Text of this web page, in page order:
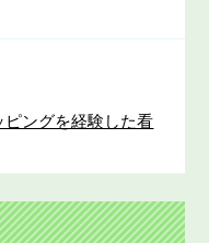
ングを経験した看